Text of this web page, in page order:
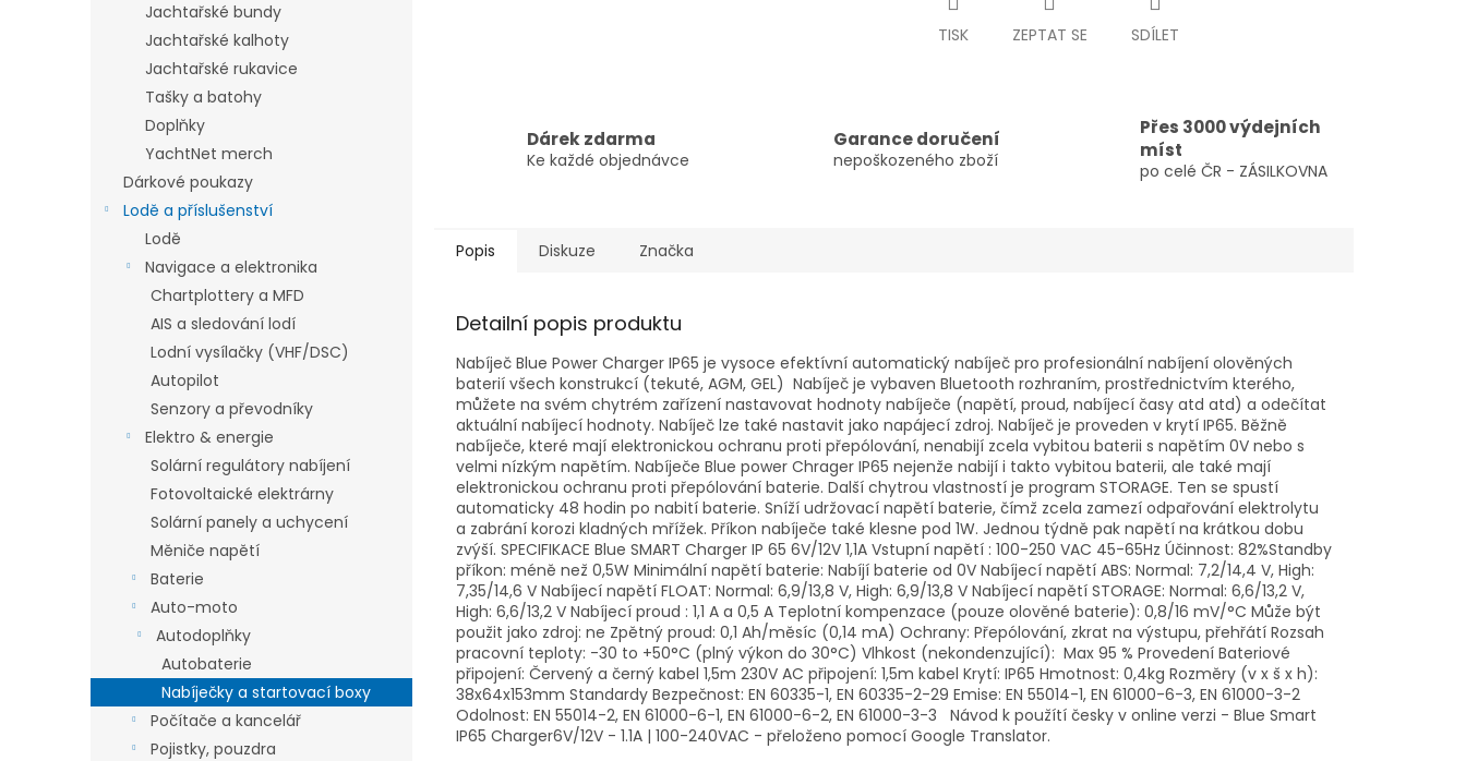
Jachtařské bundy
Jachtařské kalhoty
Jachtařské rukavice
Tašky a batohy
Doplňky
YachtNet merch
Dárkové poukazy
Lodě a příslušenství
Lodě
Navigace a elektronika
Chartplottery a MFD
AIS a sledování lodí
Lodní vysílačky (VHF/DSC)
Autopilot
Senzory a převodníky
Elektro & energie
Solární regulátory nabíjení
Fotovoltaické elektrárny
Solární panely a uchycení
Měniče napětí
Baterie
Auto-moto
Autodoplňky
Autobaterie
Nabíječky a startovací boxy
Počítače a kancelář
Pojistky, pouzdra
TISK ZEPTAT SE SDÍLET
Dárek zdarma
Ke každé objednávce
Garance doručení
nepoškozeného zboží
Přes 3000 výdejních
míst
po celé ČR - ZÁSILKOVNA
Popis Diskuze Značka
Detailní popis produktu
Nabíječ Blue Power Charger IP65 je vysoce efektívní automatický nabíječ pro profesionální nabíjení olověných
baterií všech konstrukcí (tekuté, AGM, GEL) Nabíječ je vybaven Bluetooth rozhraním, prostřednictvím kterého,
můžete na svém chytrém zařízení nastavovat hodnoty nabíječe (napětí, proud, nabíjecí časy atd atd) a odečítat
aktuální nabíjecí hodnoty. Nabíječ lze také nastavit jako napájecí zdroj. Nabíječ je proveden v krytí IP65. Běžně
nabíječe, které mají elektronickou ochranu proti přepólování, nenabijí zcela vybitou baterii s napětím 0V nebo s
velmi nízkým napětím. Nabíječe Blue power Chrager IP65 nejenže nabijí i takto vybitou baterii, ale také mají
elektronickou ochranu proti přepólování baterie. Další chytrou vlastností je program STORAGE. Ten se spustí
automaticky 48 hodin po nabití baterie. Sníží udržovací napětí baterie, čímž zcela zamezí odpařování elektrolytu
a zabrání korozi kladných mřížek. Příkon nabíječe také klesne pod 1W. Jednou týdně pak napětí na krátkou dobu
zvýší. SPECIFIKACE Blue SMART Charger IP 65 6V/12V 1,1A Vstupní napětí : 100-250 VAC 45-65Hz Účinnost: 82%Standby
příkon: méně než 0,5W Minimální napětí baterie: Nabíjí baterie od 0V Nabíjecí napětí ABS: Normal: 7,2/14,4 V, High:
7,35/14,6 V Nabíjecí napětí FLOAT: Normal: 6,9/13,8 V, High: 6,9/13,8 V Nabíjecí napětí STORAGE: Normal: 6,6/13,2 V,
High: 6,6/13,2 V Nabíjecí proud : 1,1 A a 0,5 A Teplotní kompenzace (pouze olověné baterie): 0,8/16 mV/°C Může být
použit jako zdroj: ne Zpětný proud: 0,1 Ah/měsíc (0,14 mA) Ochrany: Přepólování, zkrat na výstupu, přehřátí Rozsah
pracovní teploty: -30 to +50°C (plný výkon do 30°C) Vlhkost (nekondenzující): Max 95 % Provedení Bateriové
připojení: Červený a černý kabel 1,5m 230V AC připojení: 1,5m kabel Krytí: IP65 Hmotnost: 0,4kg Rozměry (v x š x h):
38x64x153mm Standardy Bezpečnost: EN 60335-1, EN 60335-2-29 Emise: EN 55014-1, EN 61000-6-3, EN 61000-3-2
Odolnost: EN 55014-2, EN 61000-6-1, EN 61000-6-2, EN 61000-3-3 Návod k použítí česky v online verzi - Blue Smart
IP65 Charger6V/12V - 1.1A | 100-240VAC - přeloženo pomocí Google Translator.